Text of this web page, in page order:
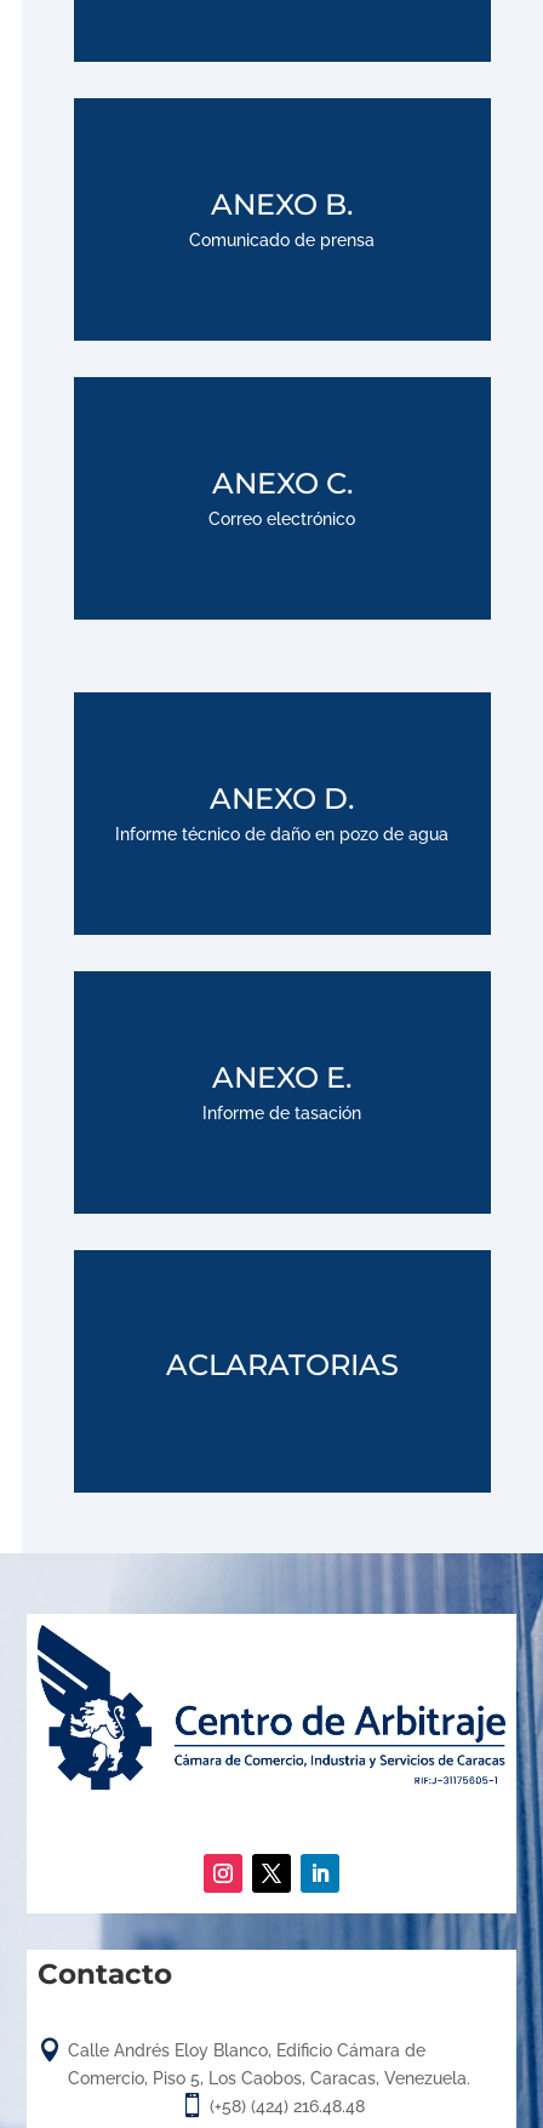
ANEXO B.
Comunicado de prensa
;
ANEXO C.
Correo electrónico
;
ANEXO D.
Informe técnico de daño en pozo de agua
;
ANEXO E.
Informe de tasación
;
ACLARATORIAS
;
Contacto
 Calle Andrés Eloy Blanco, Edificio Cámara de
Comercio, Piso 5, Los Caobos, Caracas, Venezuela.
 (+58) (424) 216.48.48